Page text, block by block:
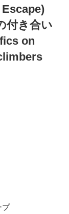
付き合い
on
プ